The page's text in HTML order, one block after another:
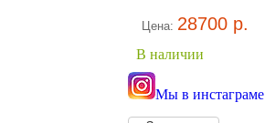
Цена: 28700 р.
В наличии
Мы в инстаграме